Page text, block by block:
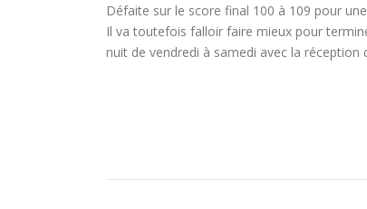
Défaite sur le score final 100 à 109 pour
Il va toutefois falloir faire mieux pour
nuit de vendredi à samedi avec la réception